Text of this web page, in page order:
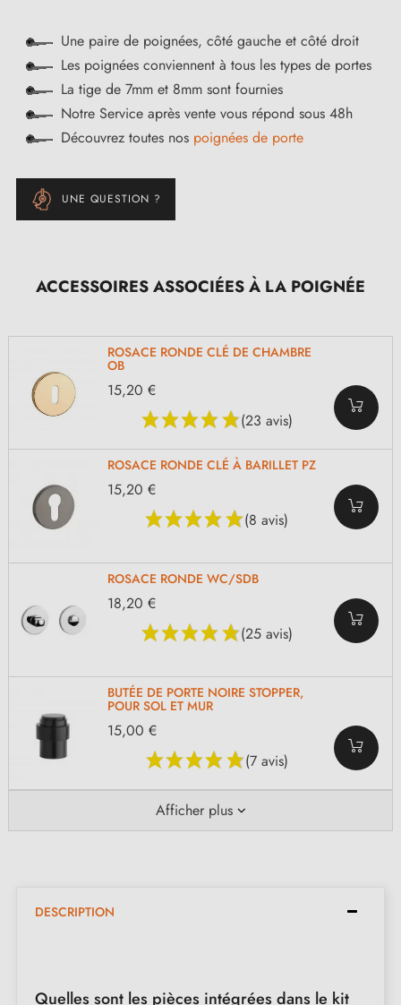
Une paire de poignées, côté gauche et côté droit
Les poignées conviennent à tous les types de portes
La tige de 7mm et 8mm sont fournies
Notre Service après vente vous répond sous 48h
Découvrez toutes nos poignées de porte
UNE QUESTION ?
ACCESSOIRES ASSOCIÉES À LA POIGNÉE
ROSACE RONDE CLÉ DE CHAMBRE
OB
(23 avis)
15,20 €
ROSACE RONDE CLÉ À BARILLET PZ
(8 avis)
15,20 €
ROSACE RONDE WC/SDB
(25 avis)
18,20 €
BUTÉE DE PORTE NOIRE STOPPER,
POUR SOL ET MUR
(7 avis)
15,00 €
Afficher plus
DESCRIPTION
Quelles sont les pièces intégrées dans le kit